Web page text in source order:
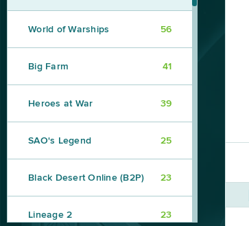
World of Warships 56
Big Farm 41
Heroes at War 39
SAO's Legend 25
Black Desert Online (B2P) 23
Lineage 2 23